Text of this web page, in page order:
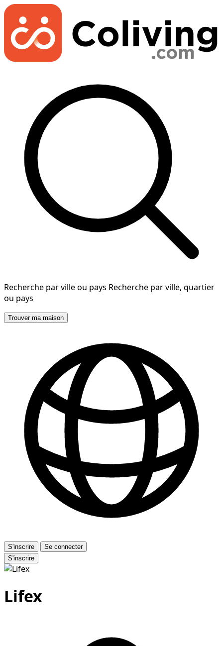
Recherche par ville ou pays Recherche par ville, quartier
ou pays
Trouver ma maison
S'inscrire
Se connecter
S'inscrire
Lifex